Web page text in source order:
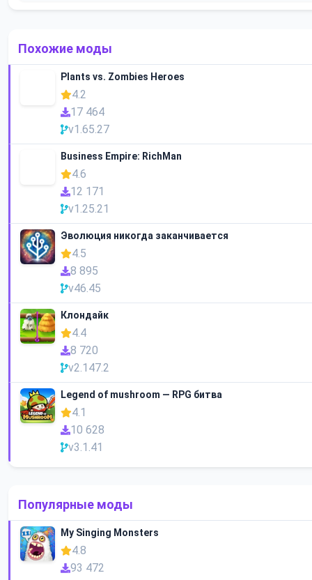
Похожие моды
Plants vs. Zombies Heroes
4.2
17 464
v1.65.27
Business Empire: RichMan
4.6
12 171
v1.25.21
Эволюция никогда заканчивается
4.5
8 895
v46.45
Клондайк
4.4
8 720
v2.147.2
Legend of mushroom — RPG битва
4.1
10 628
v3.1.41
Популярные моды
My Singing Monsters
4.8
93 472